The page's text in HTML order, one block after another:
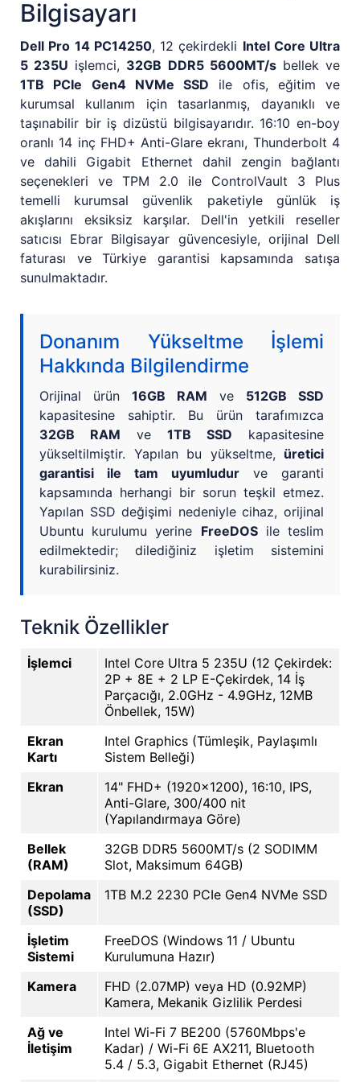
Bilgisayarı
Dell Pro 14 PC14250, 12 çekirdekli Intel Core Ultra
5 235U işlemci, 32GB DDR5 5600MT/sbellek ve
1TB PCIe Gen4 NVMe SSD ile ofis, eğitim ve
kurumsal kullanım için tasarlanmış, dayanıklı ve
taşınabilir bir iş dizüstü bilgisayarıdır. 16:10 en-boy
oranlı 14 inç FHD+ Anti-Glare ekranı, Thunderbolt 4
ve dahili Gigabit Ethernet dahil zengin bağlantı
seçenekleri ve TPM 2.0 ile ControlVault 3 Plus
temelli kurumsal güvenlik paketiyle günlük iş
akışlarını eksiksiz karşılar. Dell'in yetkili reseller
satıcısı Ebrar Bilgisayar güvencesiyle, orijinal Dell
faturası ve Türkiye garantisi kapsamında satışa
sunulmaktadır.
Donanım Yükseltme İşlemi
Hakkında Bilgilendirme
Orijinal ürün 16GB RAM ve 512GB SSD
kapasitesine sahiptir. Bu ürün tarafımızca
32GB RAM ve 1TB SSD kapasitesine
yükseltilmiştir. Yapılan bu yükseltme, üretici
garantisi ile tam uyumludur ve garanti
kapsamında herhangi bir sorun teşkil etmez.
Yapılan SSD değişimi nedeniyle cihaz, orijinal
Ubuntu kurulumu yerine FreeDOSile teslim
edilmektedir; dilediğiniz işletim sistemini
kurabilirsiniz.
Teknik Özellikler
İşlemci
Intel Core Ultra 5 235U (12 Çekirdek:
2P + 8E + 2 LP E-Çekirdek, 14 İş
Parçacığı, 2.0GHz - 4.9GHz, 12MB
Önbellek, 15W)
Ekran
Kartı
Intel Graphics (Tümleşik, Paylaşımlı
Sistem Belleği)
Ekran
14" FHD+ (1920x1200), 16:10, IPS,
Anti-Glare, 300/400 nit
(Yapılandırmaya Göre)
Bellek
(RAM)
32GB DDR5 5600MT/s (2 SODIMM
Slot, Maksimum 64GB)
Depolama
(SSD)
1TB M.2 2230 PCIe Gen4 NVMe SSD
İşletim
Sistemi
FreeDOS (Windows 11 / Ubuntu
Kurulumuna Hazır)
Kamera
FHD (2.07MP) veya HD (0.92MP)
Kamera, Mekanik Gizlilik Perdesi
Ağ ve
İletişim
Intel Wi-Fi 7 BE200 (5760Mbps'e
Kadar) / Wi-Fi 6E AX211, Bluetooth
5.4 / 5.3, Gigabit Ethernet (RJ45)